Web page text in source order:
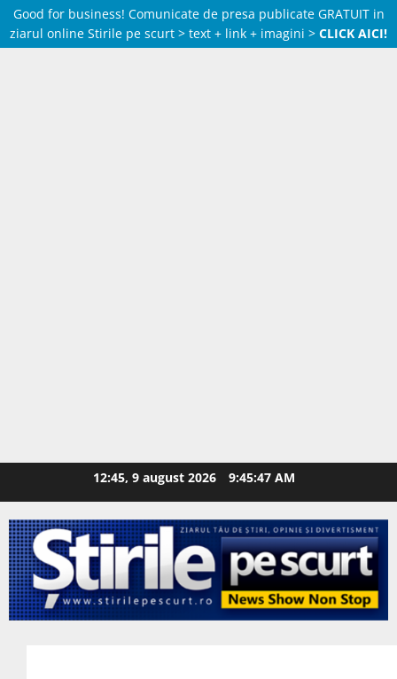
Good for business! Comunicate de presa publicate GRATUIT in
ziarul online Stirile pe scurt > text + link + imagini > CLICK AICI!
12:45, 9 august 2026 9:45:48 AM